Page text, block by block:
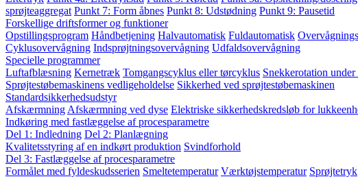
sprøjteaggregat Punkt 7: Form åbnes Punkt 8: Udstødning Punkt 9: Pausetid
Forskellige driftsformer og funktioner
Opstillingsprogram Håndbetjening Halvautomatisk Fuldautomatisk
Cyklusovervågning Indsprøjtningsovervågning Udfaldsovervågning
Specielle programmer
Luftafblæsning Kernetræk Tomgangscyklus eller tørcyklus Snekkerotation
Sprøjtestøbemaskinens vedligeholdelse Sikkerhed ved sprøjtestøbemaskinen
Standardsikkerhedsudstyr
Afskærmning Afskærmning ved dyse Elektriske sikkerhedskredsløb for
Indkøring med fastlæggelse af procesparametre
Del 1: Indledning Del 2: Planlægning
Kvalitetsstyring af en indkørt produktion Svindforhold
Del 3: Fastlæggelse af procesparametre
Formålet med fyldeskudsserien Smeltetemperatur Værktøjstemperatur Sprøjtetryk